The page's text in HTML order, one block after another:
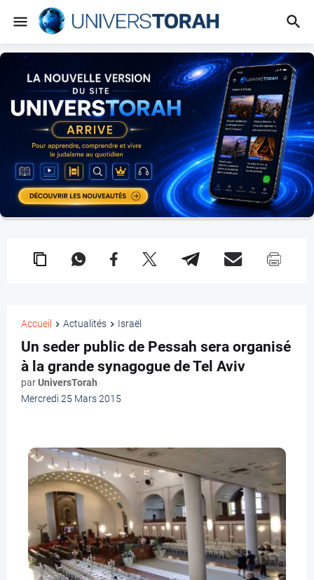
Accueil Actualités Israël
Un seder public de Pessah sera organisé
à la grande synagogue de Tel Aviv
parUniversTorah
Mercredi 25 Mars 2015